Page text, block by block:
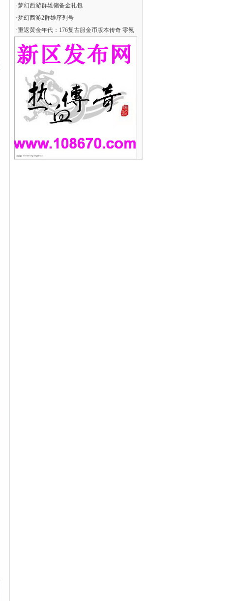
·梦幻西游群雄储备金礼包
·梦幻西游2群雄序列号
·重返黄金年代：176复古服金币版本传奇 零氪